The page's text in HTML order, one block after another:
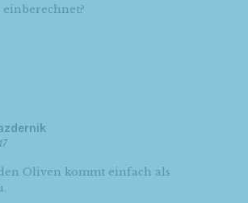
einberechnet?
Oliven kommt einfach als